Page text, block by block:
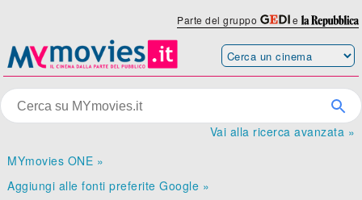
Parte del gruppo e
Vai alla ricerca avanzata »
MYmovies ONE »
Aggiungi alle fonti preferite Google »